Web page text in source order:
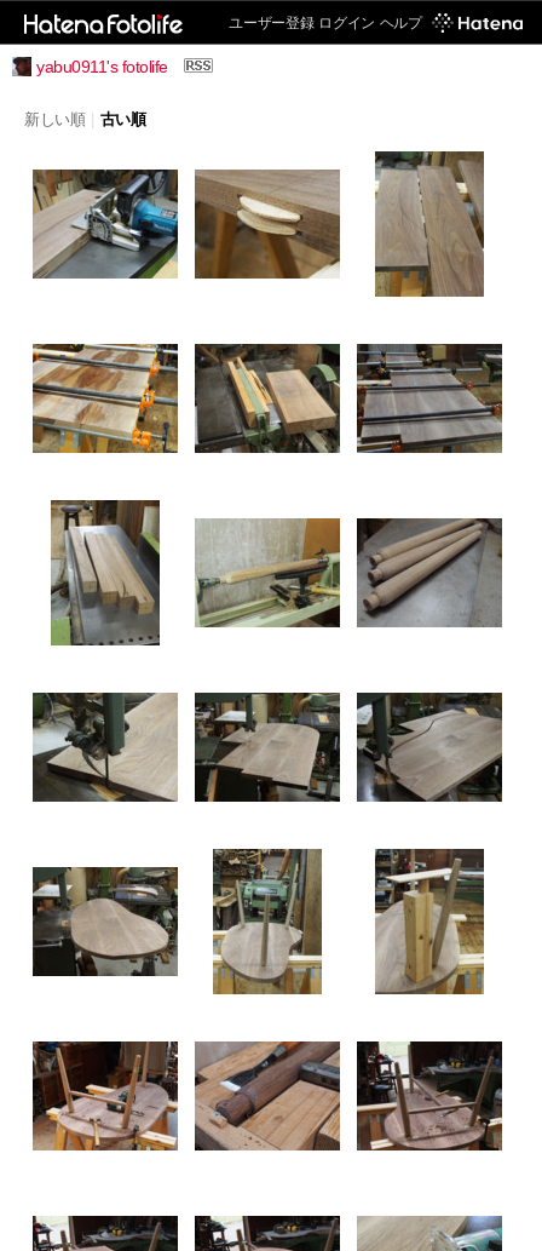
ユーザー登録 ログイン ヘルプ
yabu0911's fotolife
新しい順 古い順